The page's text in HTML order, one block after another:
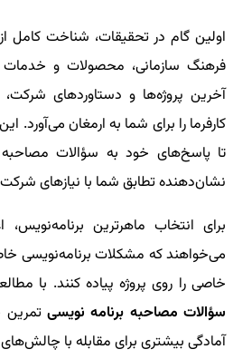
اولین گام در تحقیقات، شناخت
فرهنگ سازمانی، محصولات و
آخرین پروژه‌ها و دستاوردهای
کارفرما را برای شما به ارمغان
تا پاسخ‌های خود به سؤالات مصاحبه
نشان‌دهنده تطابق شما با نیازهای
برای انتخاب ماهرترین
می‌خواهند که مشکلات برنامه‌نویسی
خاصی را روی پروژه پیاده کنند. با
سؤالات مصاحبه برنامه نویسی
آمادگی بیشتری برای مقابله با